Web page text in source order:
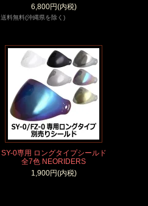
6,800円(内税)
送料無料(沖縄県を除く)
SY-0専用 ロングタイプシールド
全7色 NEORIDERS
1,900円(内税)